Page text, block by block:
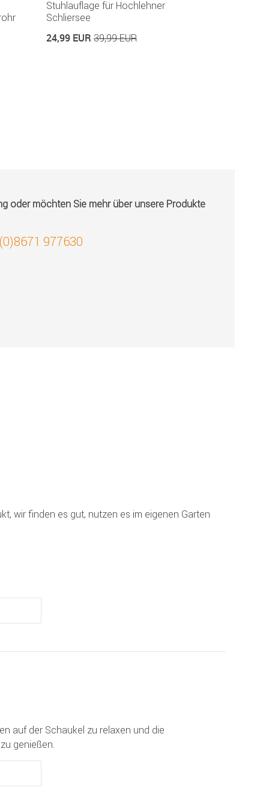
Stuhlauflage für Hochlehner
Schliersee
24,99 EUR 39,99 EUR
oder möchten Sie mehr über unsere Produkte
977630
wir finden es gut, nutzen es im eigenen Garten
auf der Schaukel zu relaxen und die
genießen.